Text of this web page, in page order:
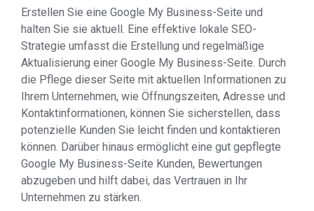
Erstellen Sie eine Google My Business-Seite und
halten Sie sie aktuell. Eine effektive lokale SEO-
Strategie umfasst die Erstellung und regelmäßige
Aktualisierung einer Google My Business-Seite. Durch
die Pflege dieser Seite mit aktuellen Informationen zu
Ihrem Unternehmen, wie Öffnungszeiten, Adresse und
Kontaktinformationen, können Sie sicherstellen, dass
potenzielle Kunden Sie leicht finden und kontaktieren
können. Darüber hinaus ermöglicht eine gut gepflegte
Google My Business-Seite Kunden, Bewertungen
abzugeben und hilft dabei, das Vertrauen in Ihr
Unternehmen zu stärken.